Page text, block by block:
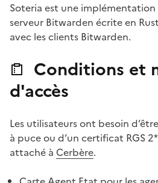
Soteria est une implémentation
serveur Bitwarden écrite en
avec les clients Bitwarden.
Conditions et
d'accès
Les utilisateurs ont besoin
à puce ou d’un certificat RGS
attaché à Cerbère.